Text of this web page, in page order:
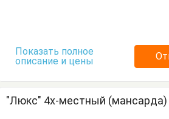
Показать полное
описание и цены
"Люкс" 4х-местный (мансарда)